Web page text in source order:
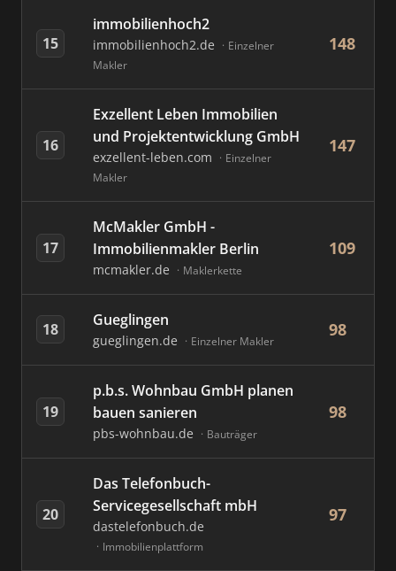
15
immobilienhoch2
immobilienhoch2.de
Einzelner
Makler
148
16
Exzellent Leben Immobilien
und Projektentwicklung GmbH
exzellent-leben.com
Einzelner
Makler
147
17
McMakler GmbH -
Immobilienmakler Berlin
mcmakler.de Maklerkette
109
18 Gueglingen
gueglingen.de Einzelner Makler
98
19
p.b.s. Wohnbau GmbH planen
bauen sanieren
pbs-wohnbau.de Bauträger
98
20
Das Telefonbuch-
Servicegesellschaft mbH
dastelefonbuch.de
Immobilienplattform
97